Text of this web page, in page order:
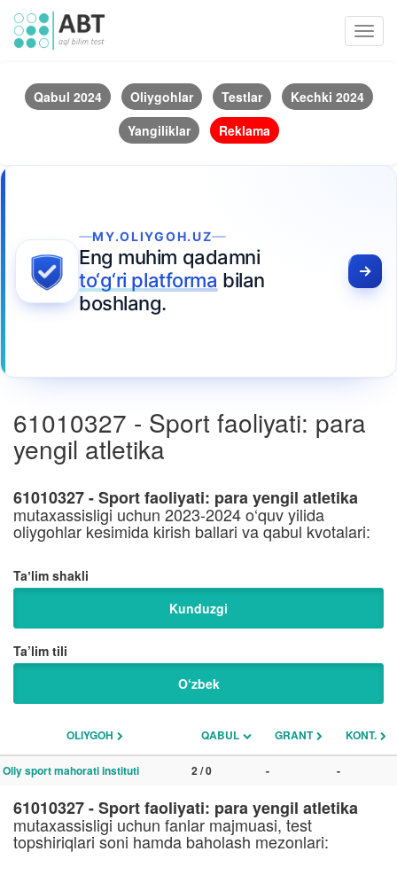
Qabul 2024 Oliygohlar Testlar
Kechki 2024
Yangiliklar
Reklama
MY.OLIYGOH.UZ
Eng muhim qadamni
to‘g‘ri platforma bilan
boshlang.
61010327 - Sport faoliyati: para
yengil atletika
61010327 - Sport faoliyati: para yengil atletika
mutaxassisligi uchun 2023-2024 o‘quv yilida
oliygohlar kesimida kirish ballari va qabul kvotalari:
Taʼlim shakli
Kunduzgi
Ta’lim tili
O‘zbek
OLIYGOH QABUL GRANT KONT.
Oliy sport mahorati instituti 2 / 0 - -
61010327 - Sport faoliyati: para yengil atletika
mutaxassisligi uchun fanlar majmuasi, test
topshiriqlari soni hamda baholash mezonlari: